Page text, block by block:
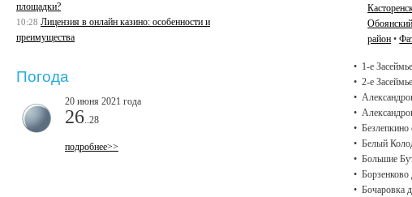
район •
1-е
2-е
Белый
Большие
Бочаровка
площадки?
10:28 Лицензия в онлайн казино: особенности и
преимущества
Погода
20 июня 2021 года
26 ..28
подробнее>>